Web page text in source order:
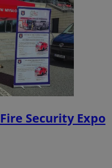
Security Expo